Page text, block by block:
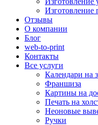
Изготовление
Отзывы
О компании
Блог
web-to-print
Контакты
Все услуги
Календари на
Франшиза
Картины на
Печать на
Неоновые
Ручки